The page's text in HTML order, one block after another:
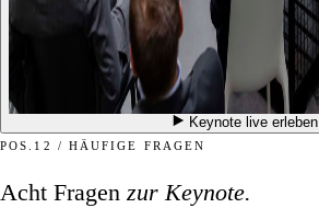
Keynote live erleben
POS.12 / HÄUFIGE FRAGEN
Acht Fragenzur Keynote.